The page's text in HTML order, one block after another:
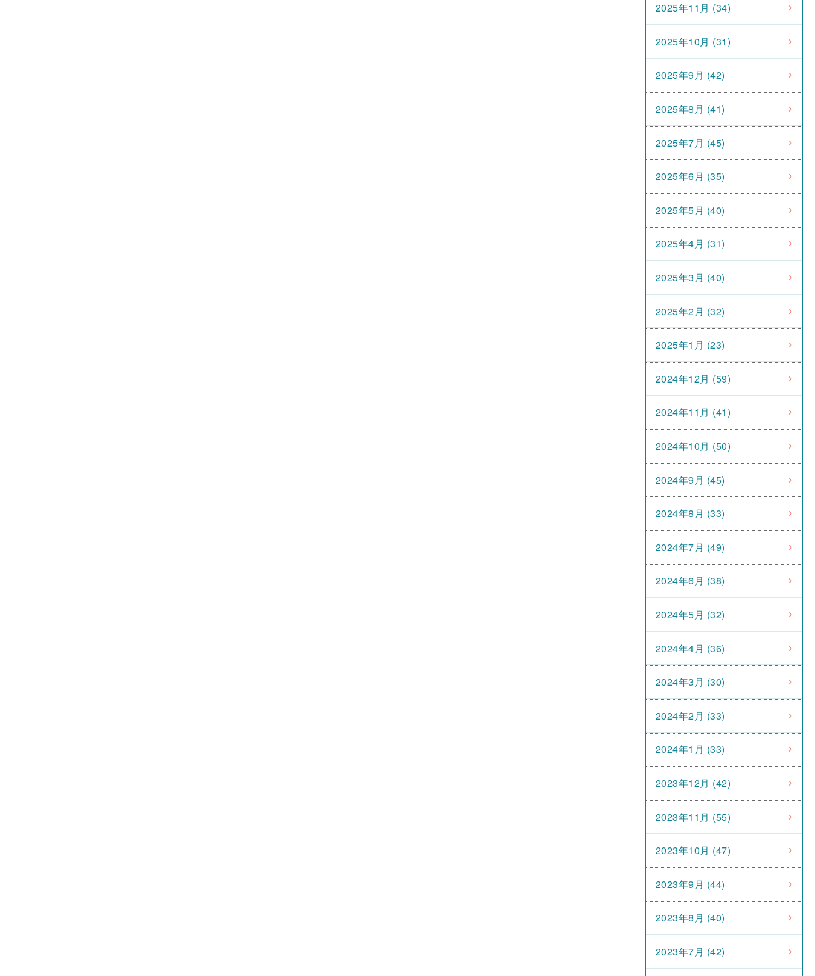
2025年11月 (34)
2025年10月 (31)
2025年9月 (42)
2025年8月 (41)
2025年7月 (45)
2025年6月 (35)
2025年5月 (40)
2025年4月 (31)
2025年3月 (40)
2025年2月 (32)
2025年1月 (23)
2024年12月 (59)
2024年11月 (41)
2024年10月 (50)
2024年9月 (45)
2024年8月 (33)
2024年7月 (49)
2024年6月 (38)
2024年5月 (32)
2024年4月 (36)
2024年3月 (30)
2024年2月 (33)
2024年1月 (33)
2023年12月 (42)
2023年11月 (55)
2023年10月 (47)
2023年9月 (44)
2023年8月 (40)
2023年7月 (42)